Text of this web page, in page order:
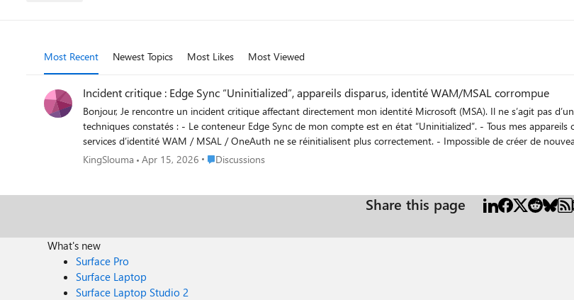
Most Recent Newest Topics Most Likes Most Viewed
Incident critique : Edge Sync “Uninitialized”, appareils disparus, identité WAM/MSAL corrompue
Bonjour, Je rencontre un incident critique affectant directement mon identité Microsoft (MSA). Il ne s’agit pas d’un problème local mais d’un dysfonctionnement côté serveur. Voici les éléments
techniques constatés : - Le conteneur Edge Sync de mon compte est en état “Uninitialized”. - Tous mes appareils ont disparu de mon compte Microsoft (Device Registration cassé). - Les
services d’identité WAM / MSAL / OneAuth ne se réinitialisent plus correctement. - Impossible de créer de nouveaux passkeys ou d’utiliser les services dépendants de l’identité cloud. On dirait
que ça nécéssite une intervention côté serveur : réinitialisation des identités WAM/MSAL, du conteneur Edge Sync, et du Device Registration. Je reste à l'écoute de toute aide en vous
KingSlouma Apr 15, 2026 Place Discussions
Discussions
Share this page
What's new
Surface Pro
Surface Laptop
Surface Laptop Studio 2